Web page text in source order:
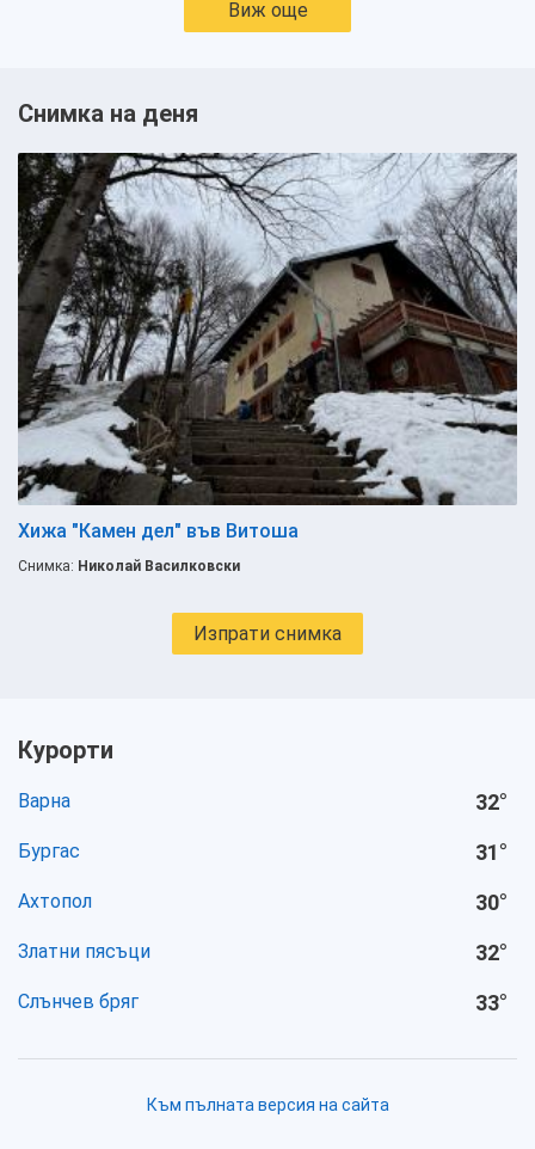
Виж още
Снимка на деня
Хижа "Камен дел" във Витоша
Снимка: Николай Василковски
Изпрати снимка
Курорти
Варна 32°
Бургас 31°
Ахтопол 30°
Златни пясъци 32°
Слънчев бряг 33°
Към пълната версия на сайта